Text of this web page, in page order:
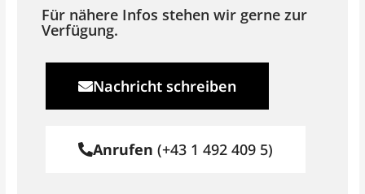
Für nähere Infos stehen wir gerne zur
Verfügung.
Nachricht schreiben
Anrufen (+43 1 492 409 5)